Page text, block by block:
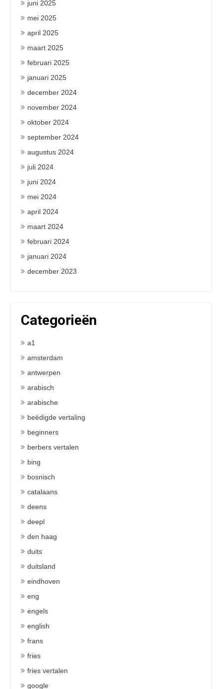
juni 2025
mei 2025
april 2025
maart 2025
februari 2025
januari 2025
december 2024
november 2024
oktober 2024
september 2024
augustus 2024
juli 2024
juni 2024
mei 2024
april 2024
maart 2024
februari 2024
januari 2024
december 2023
Categorieën
a1
amsterdam
antwerpen
arabisch
arabische
beëdigde vertaling
beginners
berbers vertalen
bing
bosnisch
catalaans
deens
deepl
den haag
duits
duitsland
eindhoven
eng
engels
english
frans
fries
fries vertalen
google